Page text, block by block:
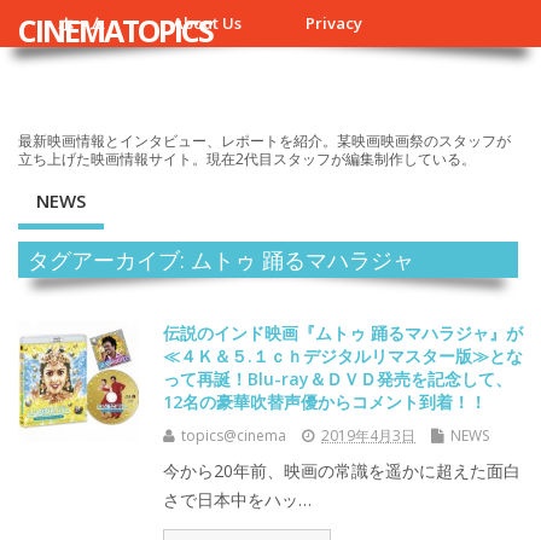
ホーム About Us Privacy
CINEMATOPICS
最新映画情報とインタビュー、レポートを紹介。某映画映画祭のスタッフが
立ち上げた映画情報サイト。現在2代目スタッフが編集制作している。
NEWS
タグアーカイブ: ムトゥ 踊るマハラジャ
伝説のインド映画『ムトゥ 踊るマハラジャ』が
≪４Ｋ＆５.１ｃｈデジタルリマスター版≫とな
って再誕！Blu-ray＆ＤＶＤ発売を記念して、
12名の豪華吹替声優からコメント到着！！
topics@cinema 2019年4月3日 NEWS
今から20年前、映画の常識を遥かに超えた面白
さで日本中をハッ…